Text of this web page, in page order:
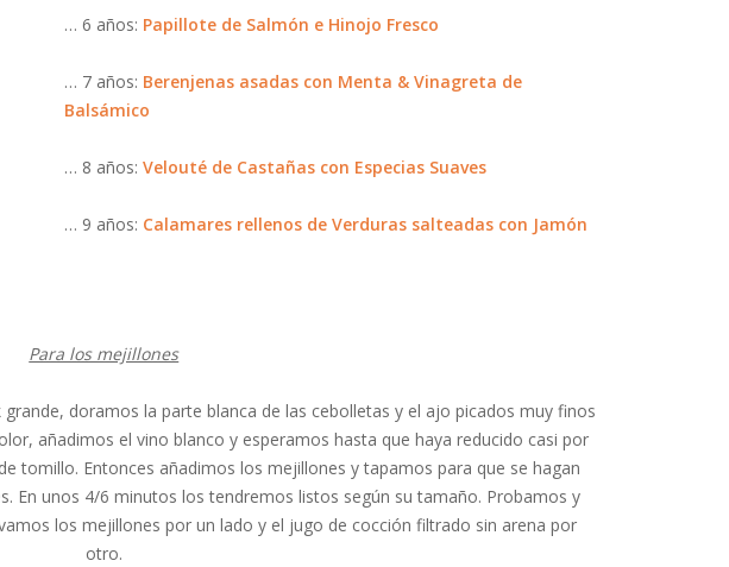
… 6 años: Papillote de Salmón e Hinojo Fresco
… 7 años: Berenjenas asadas con Menta & Vinagreta de
Balsámico
… 8 años: Velouté de Castañas con Especias Suaves
… 9 años: Calamares rellenos de Verduras salteadas con Jamón
Para los mejillones
doramos la parte blanca de las cebolletas y el ajo picados muy finos
añadimos el vino blanco y esperamos hasta que haya reducido casi por
tomillo. Entonces añadimos los mejillones y tapamos para que se hagan
En unos 4/6 minutos los tendremos listos según su tamaño. Probamos y
los mejillones por un lado y el jugo de cocción filtrado sin arena por
otro.